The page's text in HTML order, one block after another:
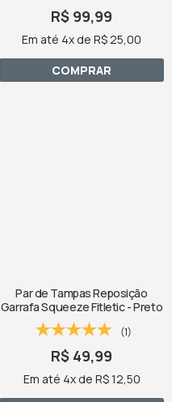
R$ 99,99
Em até 4x de R$ 25,00
COMPRAR
Par de Tampas Reposição
Garrafa Squeeze Fitletic - Preto
(1)
R$ 49,99
Em até 4x de R$ 12,50